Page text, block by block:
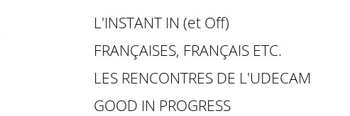
L'INSTANT IN (et Off)
FRANÇAISES, FRANÇAIS ETC.
LES RENCONTRES DE L'UDECAM
GOOD IN PROGRESS